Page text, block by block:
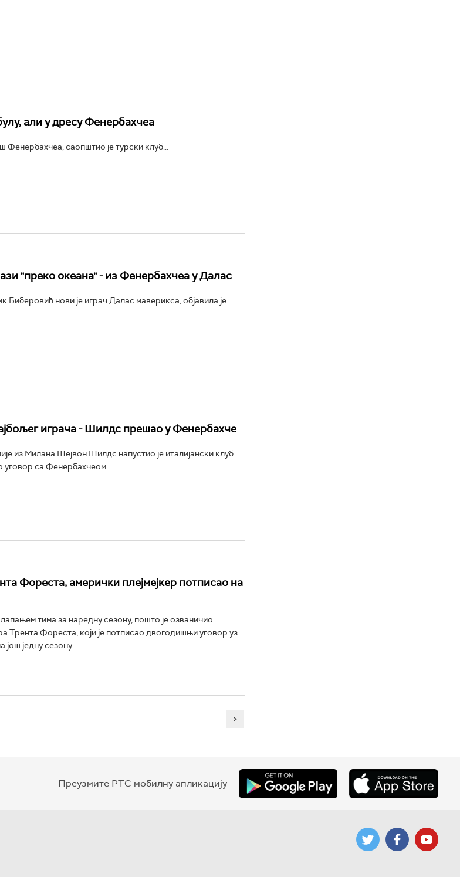
али у дресу Фенербахчеа
Фенербахчеа, саопштио је турски клуб...
"преко океана" - из Фенербахчеа у Далас
Биберовић нови је играч Далас маверикса, објавила је
играча - Шилдс прешао у Фенербахче
из Милана Шејвон Шилдс напустио је италијански клуб
уговор са Фенербахчеом...
Фореста, амерички плејмејкер потписао на
тима за наредну сезону, пошто је озваничио
Трента Фореста, који је потписао двогодишњи уговор уз
једну сезону...
>
Преузмите РТС мобилну апликацију